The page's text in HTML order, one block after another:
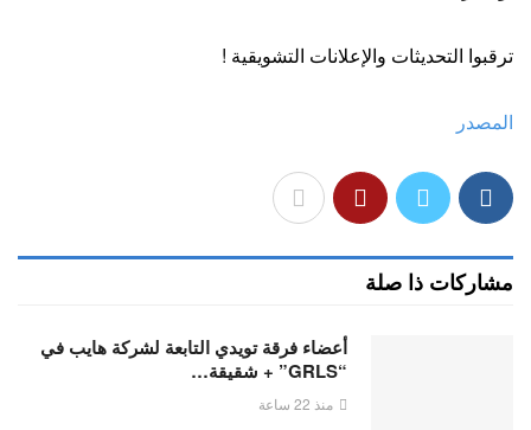
ترقبوا التحديثات والإعلانات التشويقية !
المصدر
مشاركات ذا صلة
أعضاء فرقة تويدي التابعة لشركة هايب في
“GRLS” + شقيقة…
منذ 22 ساعة